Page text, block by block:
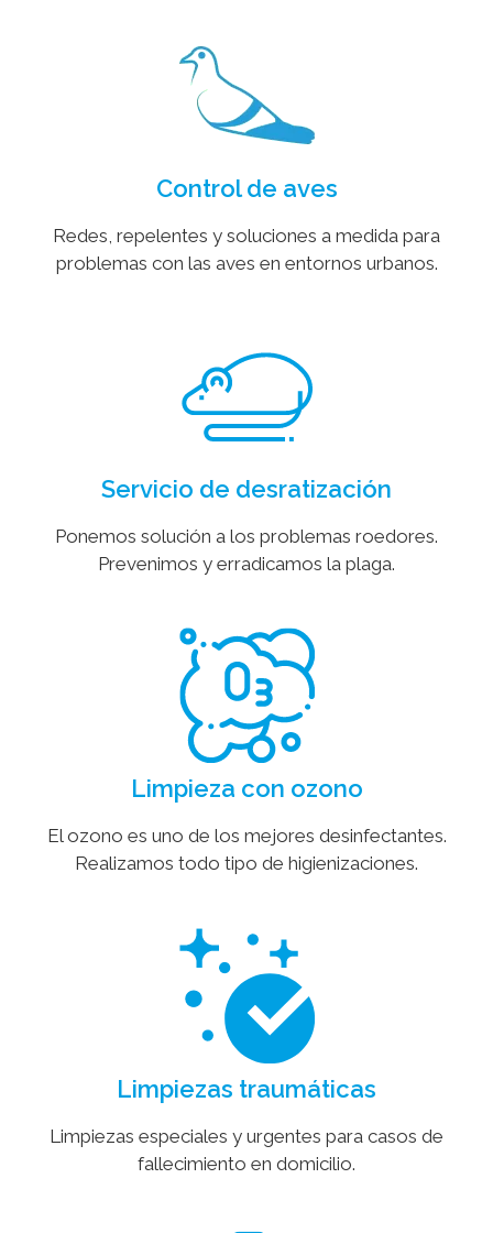
Control de aves
Redes, repelentes y soluciones a medida para
problemas con las aves en entornos urbanos.
Servicio de desratización
Ponemos solución a los problemas roedores.
Prevenimos y erradicamos la plaga.
Limpieza con ozono
El ozono es uno de los mejores desinfectantes.
Realizamos todo tipo de higienizaciones.
Limpiezas traumáticas
Limpiezas especiales y urgentes para casos de
fallecimiento en domicilio.